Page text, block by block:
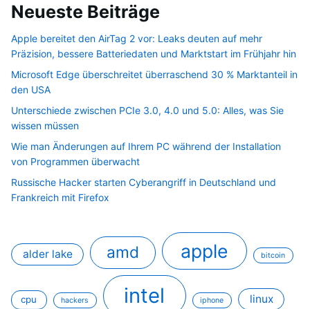
Neueste Beiträge
Apple bereitet den AirTag 2 vor: Leaks deuten auf mehr
Präzision, bessere Batteriedaten und Marktstart im Frühjahr hin
Microsoft Edge überschreitet überraschend 30 % Marktanteil in
den USA
Unterschiede zwischen PCIe 3.0, 4.0 und 5.0: Alles, was Sie
wissen müssen
Wie man Änderungen auf Ihrem PC während der Installation
von Programmen überwacht
Russische Hacker starten Cyberangriff in Deutschland und
Frankreich mit Firefox
alder lake amd apple bitcoin
cpu hackers intel iphone linux